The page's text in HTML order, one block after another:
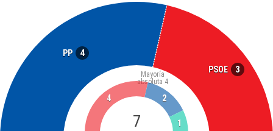
PP 4
PSOE 3
7
Mayoría
absoluta 4
4 2
1